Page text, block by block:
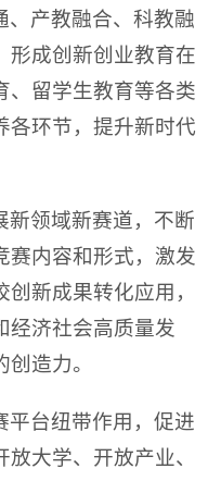
产教融合、科教融
形成创新创业教育在
、留学生教育等各类
各环节，提升新时代
领域新赛道，不断
赛内容和形式，激发
新成果转化应用，
经济社会高质量发
造力。
台纽带作用，促进
大学、开放产业、